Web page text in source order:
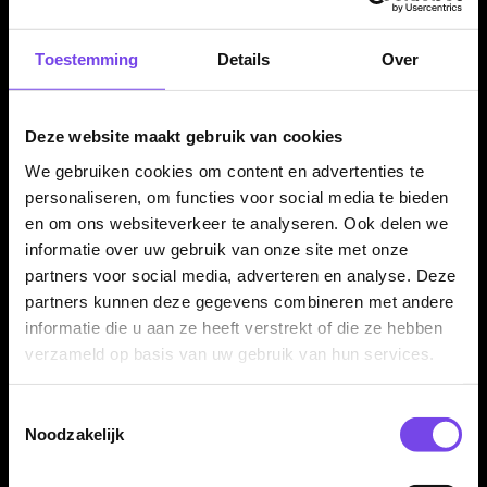
Toestemming Details Over
Deze website maakt gebruik van cookies
We gebruiken cookies om content en advertenties te
personaliseren, om functies voor social media te bieden
en om ons websiteverkeer te analyseren. Ook delen we
informatie over uw gebruik van onze site met onze
partners voor social media, adverteren en analyse. Deze
partners kunnen deze gegevens combineren met andere
informatie die u aan ze heeft verstrekt of die ze hebben
verzameld op basis van uw gebruik van hun services.
Noodzakelijk
interessant voor fanatieke recreatieve spelers en
Verkrijgbaar in 21, 23 en 25 gram
De Red Dragon Peter Wright World Champion 2020 Edition
90% dartpijlen zijn verkrijgbaar in 21, 23 en 25 gram.
Daarmee kun je kiezen tussen meerdere populaire steeltip
gewichten binnen dezelfde World Champion barrelstijl.
Compleet geleverd met shafts en flights